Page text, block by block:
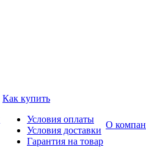
Как купить
Условия оплаты
Условия доставки
Гарантия на товар
О